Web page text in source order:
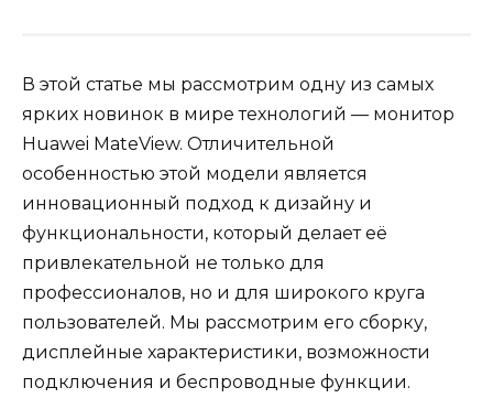
В этой статье мы рассмотрим одну из самых
ярких новинок в мире технологий — монитор
Huawei MateView. Отличительной
особенностью этой модели является
инновационный подход к дизайну и
функциональности, который делает её
привлекательной не только для
профессионалов, но и для широкого круга
пользователей. Мы рассмотрим его сборку,
дисплейные характеристики, возможности
подключения и беспроводные функции.